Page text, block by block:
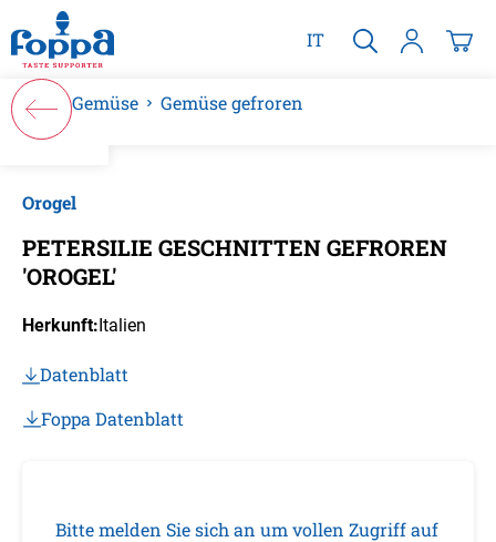
springen
IT
Gemüse Gemüse gefroren
Orogel
PETERSILIE GESCHNITTEN GEFROREN
'OROGEL'
Herkunft:Italien
Datenblatt
Foppa Datenblatt
Bitte melden Sie sich an um vollen Zugriff auf